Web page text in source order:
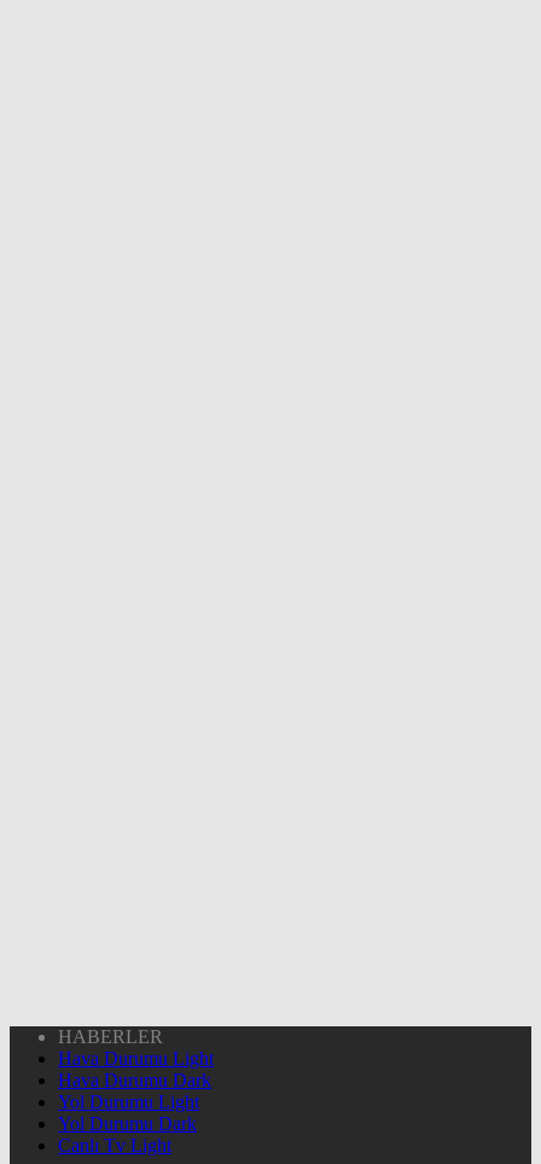
HABERLER
Hava Durumu Light
Hava Durumu Dark
Yol Durumu Light
Yol Durumu Dark
Canlı Tv Light